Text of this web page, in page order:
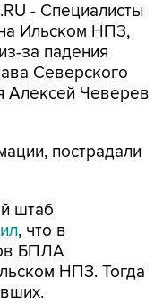
- Специалисты
Ильском НПЗ,
за падения
Северского
Алексей Чеверев
пострадали
штаб
, что в
БПЛА
НПЗ. Тогда